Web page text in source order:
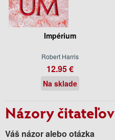
Impérium
Robert Harris
12.95 €
Na sklade
Názory čitateľov
Váš názor alebo otázka